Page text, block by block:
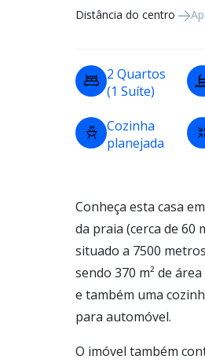
Distância do centro
2 Quartos
(1 Suíte)
Cozinha
planejada
Conheça esta casa
da praia (cerca de 60
situado a 7500
sendo 370 m² de
e também uma
para automóvel.
O imóvel também